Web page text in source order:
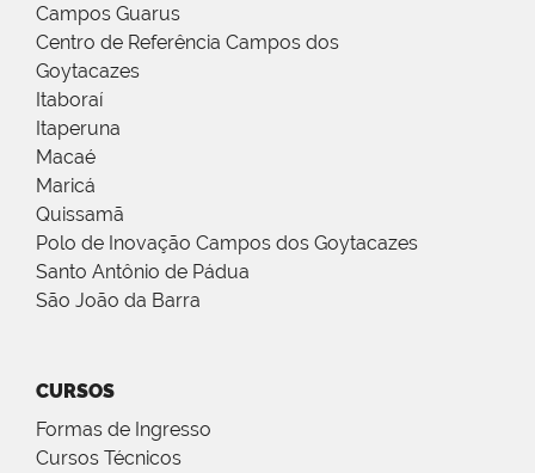
Campos Guarus
Centro de Referência Campos dos
Goytacazes
Itaboraí
Itaperuna
Macaé
Maricá
Quissamã
Polo de Inovação Campos dos Goytacazes
Santo Antônio de Pádua
São João da Barra
CURSOS
Formas de Ingresso
Cursos Técnicos